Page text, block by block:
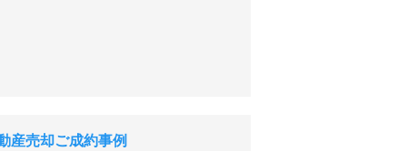
産売却ご成約事例